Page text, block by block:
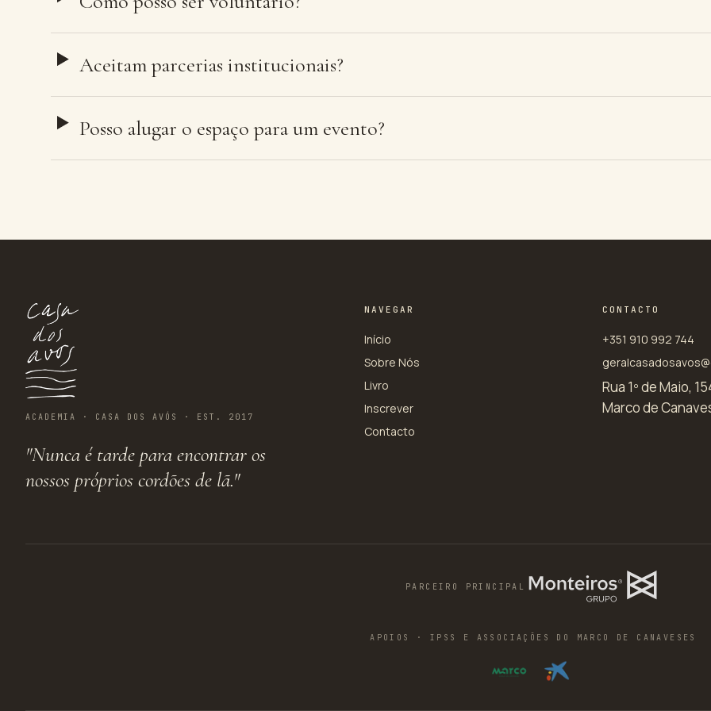
Aceitam parcerias institucionais?
Posso alugar o espaço para um evento?
ACADEMIA · CASA DOS AVÓS · EST. 2017
"Nunca é tarde para encontrar os
nossos próprios cordões de lã."
NAVEGAR
Início
Sobre Nós
Livro
Inscrever
Contacto
CONTACTO
+351 910 992 744
Rua 1º de Maio, 15
Marco de
PARCEIRO PRINCIPAL
APOIOS · IPSS E ASSOCIAÇÕES DO MARCO DE CANAVESES